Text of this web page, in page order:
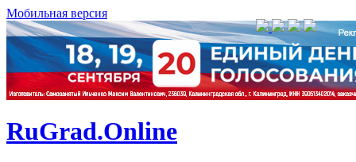
Мобильная версия
RuGrad.Online